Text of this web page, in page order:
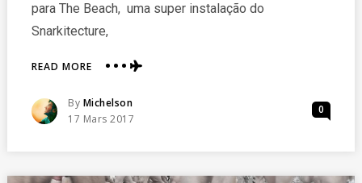
para The Beach, uma super instalação do
Snarkitecture,
READ MOREABOUT
PISCINA
DE
Posted
By Michelson
Posted
17 Mars 2017
0